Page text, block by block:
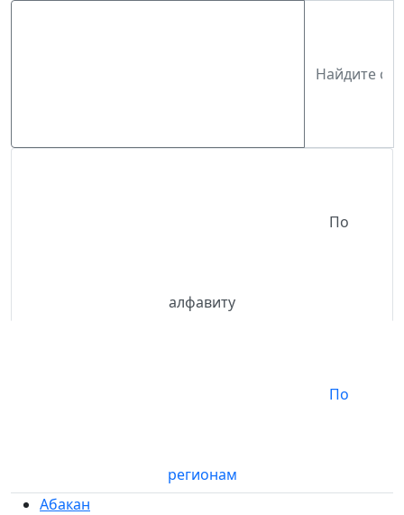
алфавиту
регионам
Абакан